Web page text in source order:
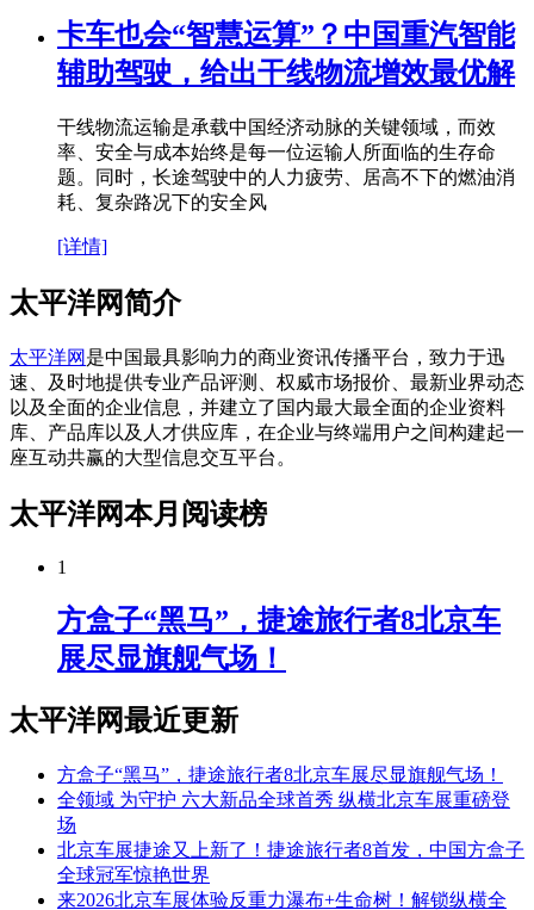
卡车也会“智慧运算”？中国重汽智能
辅助驾驶，给出干线物流增效最优解
干线物流运输是承载中国经济动脉的关键领域，而效
率、安全与成本始终是每一位运输人所面临的生存命
题。同时，长途驾驶中的人力疲劳、居高不下的燃油消
耗、复杂路况下的安全风
[详情]
太平洋网简介
太平洋网 是中国最具影响力的商业资讯传播平台，致力于迅
速、及时地提供专业产品评测、权威市场报价、最新业界动态
以及全面的企业信息，并建立了国内最大最全面的企业资料
库、产品库以及人才供应库，在企业与终端用户之间构建起一
座互动共赢的大型信息交互平台。
太平洋网本月阅读榜
1
方盒子“黑马”，捷途旅行者8北京车
展尽显旗舰气场！
太平洋网最近更新
方盒子“黑马”，捷途旅行者8北京车展尽显旗舰气场！
全领域 为守护 六大新品全球首秀 纵横北京车展重磅登
场
北京车展捷途又上新了！捷途旅行者8首发，中国方盒子
全球冠军惊艳世界
来2026北京车展体验反重力瀑布+生命树！解锁纵横全